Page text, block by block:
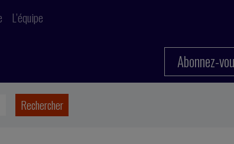
L’équipe
Abonnez-